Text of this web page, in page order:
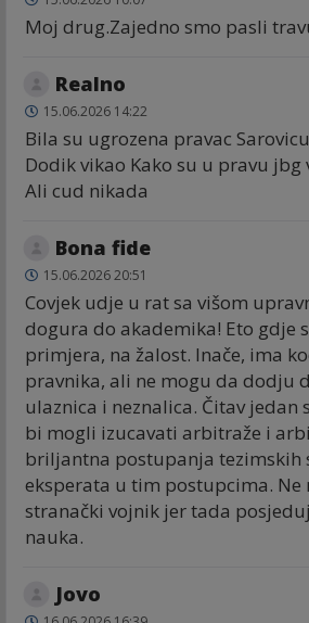
Moj drug.Zajedno smo pasli
Realno
15.06.2026 14:22
Bila su ugrozena pravac
Dodik vikao Kako su u pravu
Ali cud nikada
Bona fide
15.06.2026 20:51
Covjek udje u rat sa višom
dogura do akademika! Eto gdje
primjera, na žalost. Inače, ima
pravnika, ali ne mogu da dodju
ulaznica i neznalica. Čitav jedan
bi mogli izucavati arbitraže i
briljantna postupanja tezimskih
eksperata u tim postupcima. Ne
stranački vojnik jer tada
nauka.
Jovo